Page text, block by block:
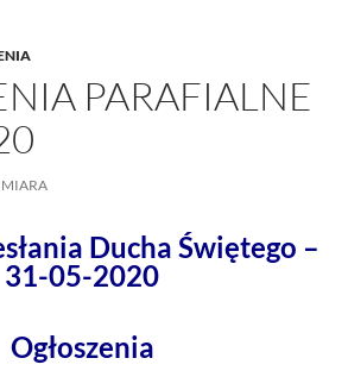
PARAFIALNE
MIARA
Ducha Świętego –
31-05-2020
Ogłoszenia